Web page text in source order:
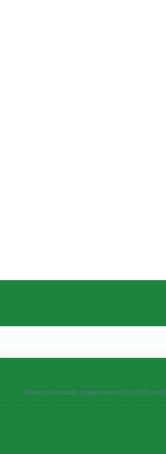
Failed to load data: Unexpected end of JSON input